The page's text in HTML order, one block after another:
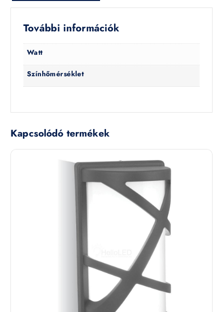
További információk
Watt
Színhőmérséklet
Kapcsolódó termékek